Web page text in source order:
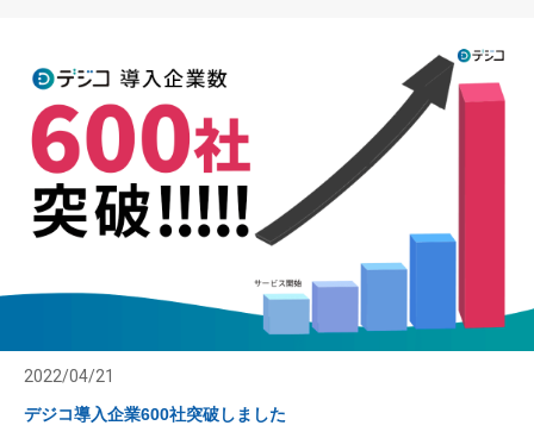
2022/04/21
デジコ導入企業600社突破しました